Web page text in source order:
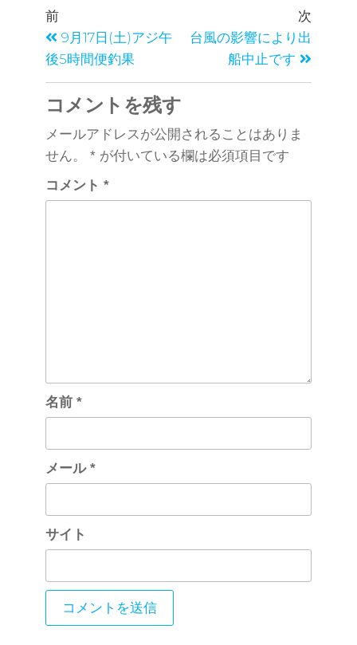
b
o
o
k
前
9月17日(土)アジ午
後5時間便釣果
次
台風の影響により出
船中止です
コメントを残す
メールアドレスが公開されることはありま
せん。
*が付いている欄は必須項目です
コメント *
名前 *
メール *
サイト